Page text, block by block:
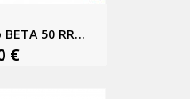
50 RR...
€